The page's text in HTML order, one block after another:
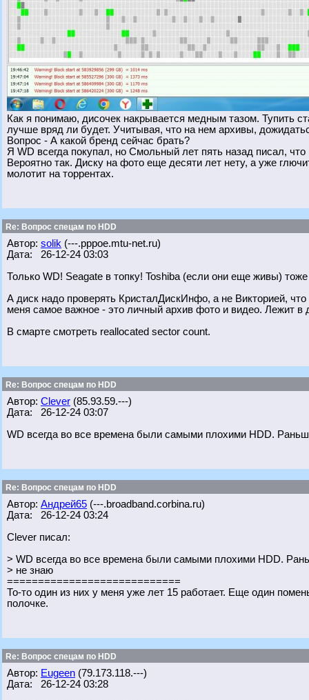
Как я понимаю, дисочек накрывается медным тазом. Тупить
лучше вряд ли будет. Учитывая, что на нем архивы,
Вопрос - А какой бренд сейчас брать?
Я WD всегда покупал, но Смольный лет пять назад писал, что
Вероятно так. Диску на фото еще десяти лет нету, а уже
молотит на торрентах.
Re: Вопрос спецам по HDD
Автор: solik (---.pppoe.mtu-net.ru)
Дата: 26-12-24 03:03
Только WD! Seagate в топку! Toshiba (если они еще живы) тоже
А диск надо проверять КристалДискИнфо, а не Викторией,
меня самое важное - это личный архив фото и видео. Лежит в
В смарте смотреть reallocated sector count.
Re: Вопрос спецам по HDD
Автор: Clever (85.93.59.---)
Дата: 26-12-24 03:07
WD всегда во все времена были самыми плохими HDD.
Re: Вопрос спецам по HDD
Автор: Андрей65 (---.broadband.corbina.ru)
Дата: 26-12-24 03:24
Clever писал:
> WD всегда во все времена были самыми плохими HDD.
> не знаю
============================
То-то один из них у меня уже лет 15 работает. Еще один
полочке.
Re: Вопрос спецам по HDD
Автор: Eugeen (79.173.118.---)
Дата: 26-12-24 03:28